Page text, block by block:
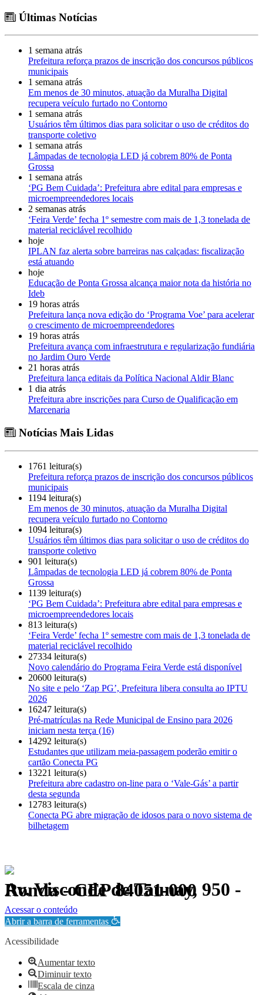
Últimas Notícias
1 semana atrás
Prefeitura reforça prazos de inscrição dos concursos públicos
municipais
1 semana atrás
Em menos de 30 minutos, atuação da Muralha Digital
recupera veículo furtado no Contorno
1 semana atrás
Usuários têm últimos dias para solicitar o uso de créditos do
transporte coletivo
1 semana atrás
Lâmpadas de tecnologia LED já cobrem 80% de Ponta
Grossa
1 semana atrás
‘PG Bem Cuidada’: Prefeitura abre edital para empresas e
microempreendedores locais
2 semanas atrás
‘Feira Verde’ fecha 1º semestre com mais de 1,3 tonelada de
material reciclável recolhido
hoje
IPLAN faz alerta sobre barreiras nas calçadas: fiscalização
está atuando
hoje
Educação de Ponta Grossa alcança maior nota da história no
Ideb
19 horas atrás
Prefeitura lança nova edição do ‘Programa Voe’ para acelerar
o crescimento de microempreendedores
19 horas atrás
Prefeitura avança com infraestrutura e regularização fundiária
no Jardim Ouro Verde
21 horas atrás
Prefeitura lança editais da Política Nacional Aldir Blanc
1 dia atrás
Prefeitura abre inscrições para Curso de Qualificação em
Marcenaria
Notícias Mais Lidas
1761 leitura(s)
Prefeitura reforça prazos de inscrição dos concursos públicos
municipais
1194 leitura(s)
Em menos de 30 minutos, atuação da Muralha Digital
recupera veículo furtado no Contorno
1094 leitura(s)
Usuários têm últimos dias para solicitar o uso de créditos do
transporte coletivo
901 leitura(s)
Lâmpadas de tecnologia LED já cobrem 80% de Ponta
Grossa
1139 leitura(s)
‘PG Bem Cuidada’: Prefeitura abre edital para empresas e
microempreendedores locais
813 leitura(s)
‘Feira Verde’ fecha 1º semestre com mais de 1,3 tonelada de
material reciclável recolhido
27334 leitura(s)
Novo calendário do Programa Feira Verde está disponível
20600 leitura(s)
No site e pelo ‘Zap PG’, Prefeitura libera consulta ao IPTU
2026
16247 leitura(s)
Pré-matrículas na Rede Municipal de Ensino para 2026
iniciam nesta terça (16)
14292 leitura(s)
Estudantes que utilizam meia-passagem poderão emitir o
cartão Conecta PG
13221 leitura(s)
Prefeitura abre cadastro on-line para o ‘Vale-Gás’ a partir
desta segunda
12783 leitura(s)
Conecta PG abre migração de idosos para o novo sistema de
bilhetagem
Av. Visconde de Taunay, 950 - Ronda - CEP 84051-000
Política de Privacidade.
Acessar o conteúdo
Abrir a barra de ferramentas
Acessibilidade
Aumentar texto
Diminuir texto
Escala de cinza